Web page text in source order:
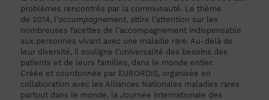
problèmes rencontrés par la communauté. Le thème
de 2014, l’accompagnement, attire l’attention sur les
nombreuses facettes de l’accompagnement indispensable
aux personnes vivant avec une maladie rare. Au-delà de
leur diversité, il souligne l’universalité des besoins des
patients et de leurs familles, dans le monde entier.
Créée et coordonnée par EURORDIS, organisée en
collaboration avec les Alliances Nationales maladies rares
partout dans le monde, la Journée internationale des